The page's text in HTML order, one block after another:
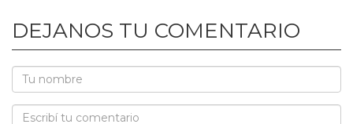
DEJANOS TU COMENTARIO